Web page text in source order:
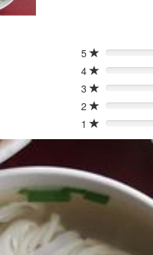
5 0%
4
0%
3
0%
2
0%
1
0%